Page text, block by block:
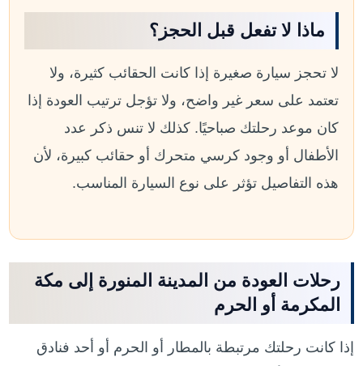
ماذا لا تفعل قبل الحجز؟
لا تحجز سيارة صغيرة إذا كانت الحقائب كثيرة، ولا
تعتمد على سعر غير واضح، ولا تؤجل ترتيب العودة إذا
كان موعد رحلتك صباحيًا. كذلك لا تنس ذكر عدد
الأطفال أو وجود كرسي متحرك أو حقائب كبيرة، لأن
هذه التفاصيل تؤثر على نوع السيارة المناسب.
رحلات العودة من المدينة المنورة إلى مكة
المكرمة أو الحرم
إذا كانت رحلتك مرتبطة بالمطار أو الحرم أو أحد فنادق